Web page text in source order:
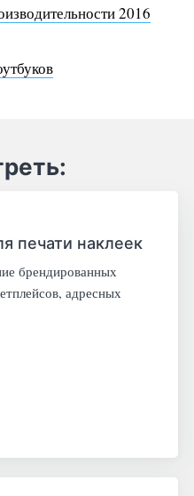
2016
печати наклеек
брендированных
адресных